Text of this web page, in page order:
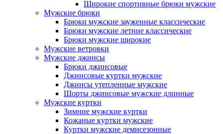
Широкие спортивные брюки мужские
Мужские брюки
Брюки мужские зауженные классические
Брюки мужские летние классические
Брюки мужские широкие
Мужские ветровки
Мужские джинсы
Брюки джинсовые
Джинсовые куртки мужские
Джинсы утепленные мужские
Шорты джинсовые мужские длинные
Мужские куртки
Зимние мужские куртки
Кожаные куртки мужские
Куртки мужские демисезонные